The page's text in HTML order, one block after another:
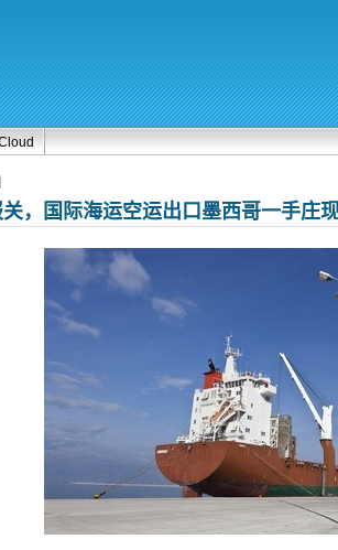
，国际海运空运出口墨西哥一手庄